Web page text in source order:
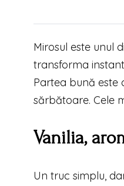
Mirosul este unul
transforma
Partea bună este
sărbătoare. Cele
Vanilia,
Un truc simplu,